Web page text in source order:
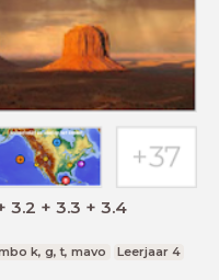
3.2 + 3.3 + 3.4
k, g, t, mavo Leerjaar 4